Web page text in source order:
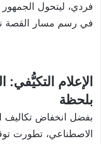
فردي، ليتحول
في رسم مسار القصة
الإعلام
بلحظة
بفضل انخفاض تكاليف
الاصطناعي، تطورت